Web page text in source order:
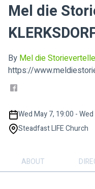
Mel die
By Mel die
https://
Wed May 7, 19:00 -
Steadfast LIFE Church
ABOUT